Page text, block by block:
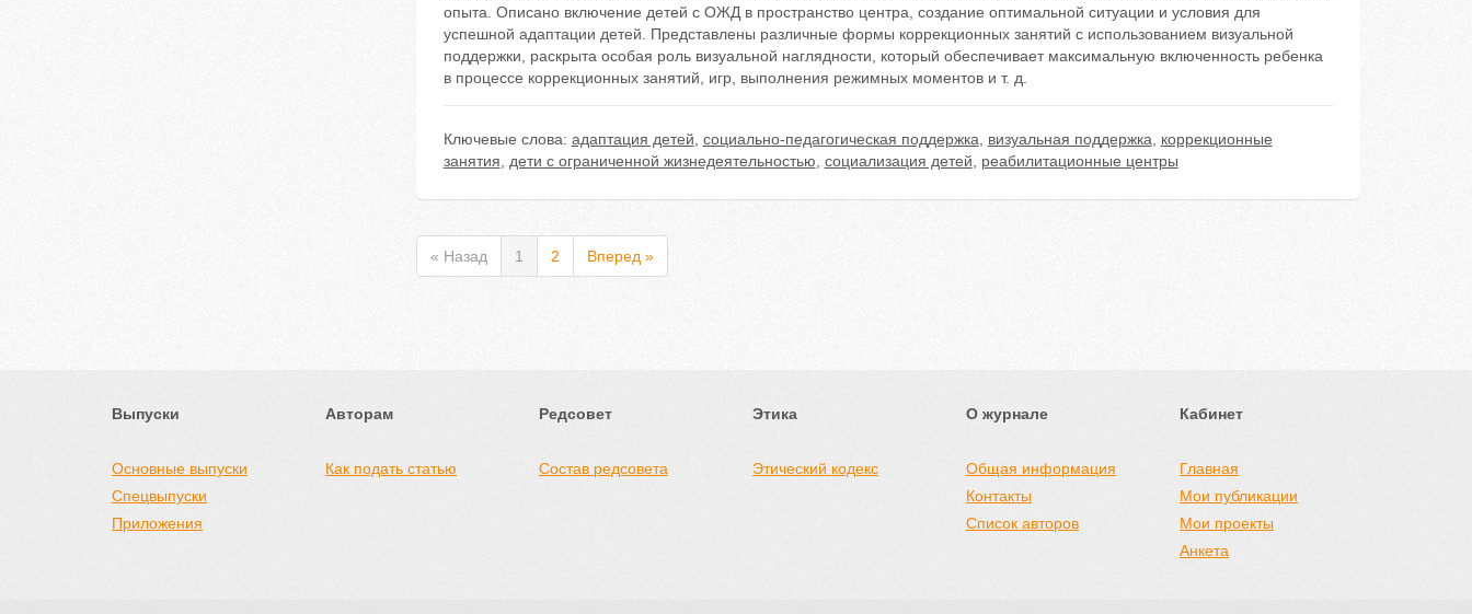
опыта. Описано включение детей с ОЖД в пространство центра, создание оптимальной ситуации и условия для
успешной адаптации детей. Представлены различные формы коррекционных занятий с использованием визуальной
поддержки, раскрыта особая роль визуальной наглядности, который обеспечивает максимальную включенность ребенка
в процессе коррекционных занятий, игр, выполнения режимных моментов и т. д.
Ключевые слова: адаптация детей социально-педагогическая поддержка визуальная поддержка
коррекционные
занятия
дети с ограниченной жизнедеятельностью социализация детей реабилитационные центры
« Назад 1 2 Вперед »
Выпуски
Основные выпуски
Спецвыпуски
Приложения
Авторам
Как подать статью
Редсовет
Состав редсовета
Этика
Этический кодекс
О журнале
Общая информация
Контакты
Список авторов
Кабинет
Главная
Мои публикации
Мои проекты
Анкета